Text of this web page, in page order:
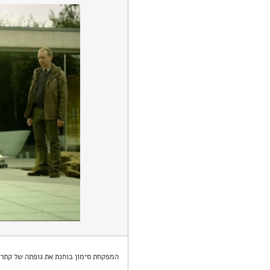
המפקחת סימון בוחנת את גופתה של